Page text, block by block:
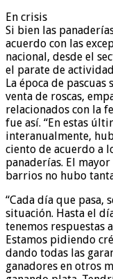
En crisis
Si bien las
acuerdo con las
nacional, desde el
el parate de
La época de
venta de roscas,
relacionados con la
fue así. “En estas
interanualmente,
ciento de acuerdo a
panaderías. El
barrios no hubo
“Cada día que pasa,
situación. Hasta el
tenemos respuestas
Estamos pidiendo
dando todas las
ganadores en otros